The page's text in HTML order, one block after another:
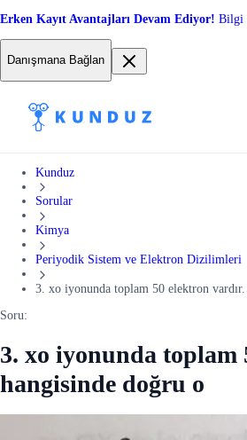
Erken Kayıt Avantajları Devam Ediyor! Bilgi
Danışmana Bağlan
Kunduz
Sorular
Kimya
Periyodik Sistem ve Elektron Dizilimleri
3. xo iyonunda toplam 50 elektron vardır.
Soru:
3. xo iyonunda toplam
hangisinde doğru o